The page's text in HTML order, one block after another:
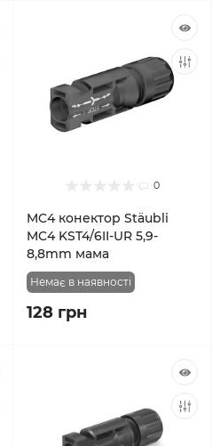
0
MC4 конектор Stäubli
MC4 KST4/6II-UR 5,9-
8,8mm мама
Немає в наявності
128 грн